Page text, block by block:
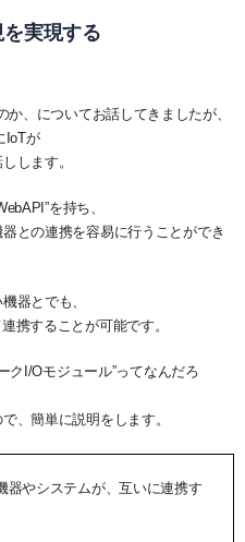
実現する
、についてお話してきましたが、
IoTが
します。
を持ち、
との連携を容易に行うことができ
器とでも、
携することが可能です。
クI/Oモジュール”ってなんだろ
、簡単に説明をします。
やシステムが、互いに連携す